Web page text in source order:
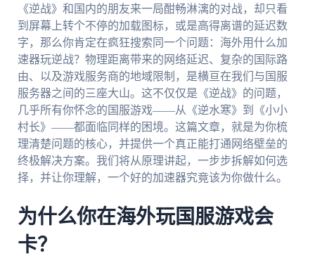
《逆战》和国内的朋友来一局酣畅淋漓的对战，却只看
到屏幕上转个不停的加载图标，或是高得离谱的延迟数
字，那么你肯定在疯狂搜索同一个问题：海外用什么加
速器玩逆战？物理距离带来的网络延迟、复杂的国际路
由、以及游戏服务商的地域限制，是横亘在我们与国服
服务器之间的三座大山。这不仅仅是《逆战》的问题，
几乎所有你怀念的国服游戏——从《逆水寒》到《小小
村长》——都面临同样的困境。这篇文章，就是为你梳
理清楚问题的核心，并提供一个真正能打通网络壁垒的
终极解决方案。我们将从原理讲起，一步步拆解如何选
择，并让你理解，一个好的加速器究竟该为你做什么。
为什么你在海外玩国服游戏会
卡？